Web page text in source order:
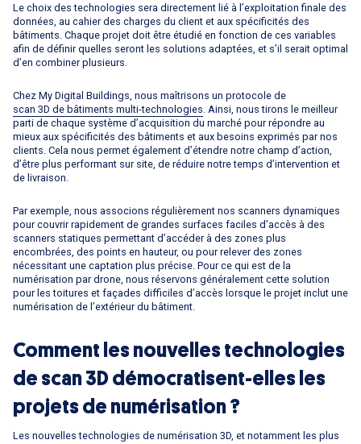
Le choix des technologies sera directement lié à l’exploitation finale des
données, au cahier des charges du client et aux spécificités des
bâtiments. Chaque projet doit être étudié en fonction de ces variables
afin de définir quelles seront les solutions adaptées, et s’il serait optimal
d’en combiner plusieurs.
Chez My Digital Buildings, nous maîtrisons un protocole de
scan 3D de bâtiments multi-technologies . Ainsi, nous tirons le meilleur
parti de chaque système d’acquisition du marché pour répondre au
mieux aux spécificités des bâtiments et aux besoins exprimés par nos
clients. Cela nous permet également d’étendre notre champ d’action,
d’être plus performant sur site, de réduire notre temps d’intervention et
de livraison.
Par exemple, nous associons régulièrement nos scanners dynamiques
pour couvrir rapidement de grandes surfaces faciles d’accès à des
scanners statiques permettant d’accéder à des zones plus
encombrées, des points en hauteur, ou pour relever des zones
nécessitant une captation plus précise. Pour ce qui est de la
numérisation par drone, nous réservons généralement cette solution
pour les toitures et façades difficiles d’accès lorsque le projet inclut une
numérisation de l’extérieur du bâtiment.
Comment les nouvelles technologies
de scan 3D démocratisent-elles les
projets de numérisation ?
Les nouvelles technologies de numérisation 3D, et notamment les plus